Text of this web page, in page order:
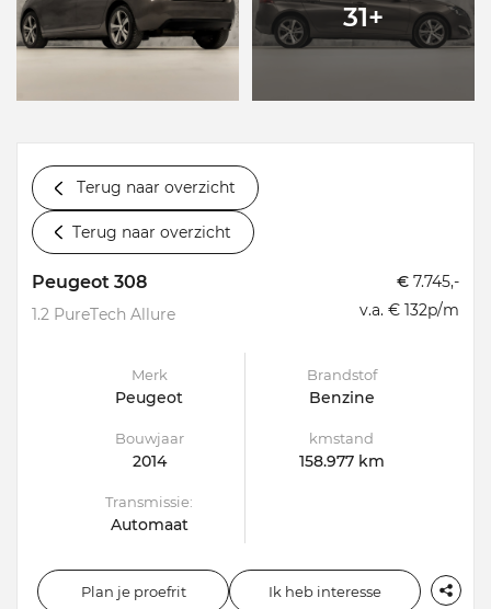
31+
Terug naar overzicht
Terug naar overzicht
Peugeot 308
1.2 PureTech Allure
€ 7.745,-
v.a. € 132p/m
Merk
Peugeot
Brandstof
Benzine
Bouwjaar
2014
kmstand
158.977 km
Transmissie:
Automaat
Plan je proefrit Ik heb interesse